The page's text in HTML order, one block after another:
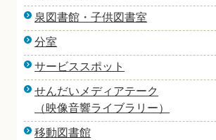
泉図書館・子供図書室
分室
サービススポット
せんだいメディアテーク
（映像音響ライブラリー）
移動図書館